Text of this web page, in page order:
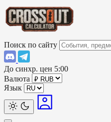
Поиск по сайту
До синхр. цен 5:00
Валюта
Язык